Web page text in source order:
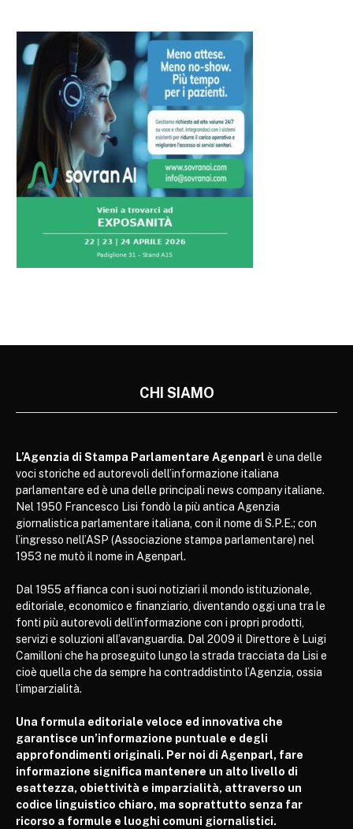
CHI SIAMO
L’Agenzia di Stampa Parlamentare Agenparl è una delle
voci storiche ed autorevoli dell’informazione italiana
parlamentare ed è una delle principali news company italiane.
Nel 1950 Francesco Lisi fondò la più antica Agenzia
giornalistica parlamentare italiana, con il nome di S.P.E.; con
l’ingresso nell’ASP (Associazione stampa parlamentare) nel
1953 ne mutò il nome in Agenparl.
Dal 1955 affianca con i suoi notiziari il mondo istituzionale,
editoriale, economico e finanziario, diventando oggi una tra le
fonti più autorevoli dell’informazione con i propri prodotti,
servizi e soluzioni all’avanguardia. Dal 2009 il Direttore è Luigi
Camilloni che ha proseguito lungo la strada tracciata da Lisi e
cioè quella che da sempre ha contraddistinto l’Agenzia, ossia
l’imparzialità.
Una formula editoriale veloce ed innovativa che
garantisce un’informazione puntuale e degli
approfondimenti originali. Per noi di Agenparl, fare
informazione significa mantenere un alto livello di
esattezza, obiettività e imparzialità, attraverso un
codice linguistico chiaro, ma soprattutto senza far
ricorso a formule e luoghi comuni giornalistici.